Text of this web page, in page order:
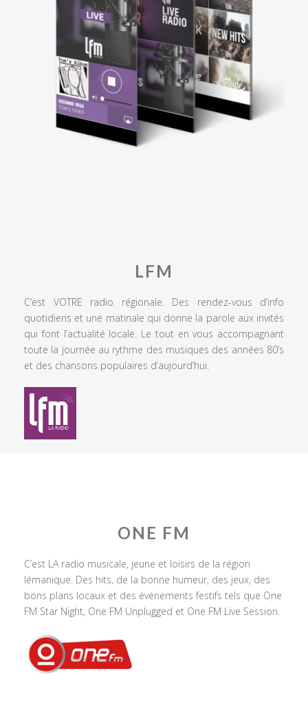
LFM
C’est VOTRE radio régionale. Des rendez-vous d’info
quotidiens et une matinale qui donne la parole aux invités
qui font l’actualité locale. Le tout en vous accompagnant
toute la journée au rythme des musiques des années 80’s
et des chansons populaires d’aujourd’hui.
ONE FM
C’est LA radio musicale, jeune et loisirs de la région
lémanique. Des hits, de la bonne humeur, des jeux, des
bons plans locaux et des événements festifs tels que One
FM Star Night, One FM Unplugged et One FM Live Session.